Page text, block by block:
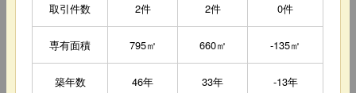
取引件数 2件 2件 0件
専有面積 795㎡ 660㎡ -135㎡
築年数 46年 33年 -13年